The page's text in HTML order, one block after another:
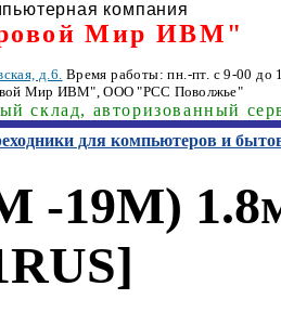
компания
Мир ИВМ"
д.6. Время работы: пн.-пт. с 9-00 до
Мир ИВМ", ООО "РСС Поволжье"
склад, авторизованный
для компьютеров и
19M)